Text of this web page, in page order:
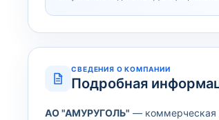
СВЕДЕНИЯ О КОМПАНИИ
Подробная
АО "АМУРУГОЛЬ" — коммерческая